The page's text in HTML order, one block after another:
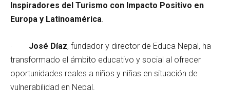
Inspiradores del Turismo con Impacto Positivo en
Europa y Latinoamérica.
· José Díaz, fundador y director de Educa Nepal, ha
transformado el ámbito educativo y social al ofrecer
oportunidades reales a niños y niñas en situación de
vulnerabilidad en Nepal.